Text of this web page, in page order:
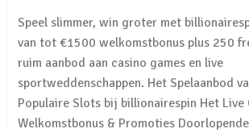
Speel slimmer, win groter met
van tot €1500 welkomstbonus plus 250
ruim aanbod aan casino games en live
sportweddenschappen. Het Spelaanbod
Populaire Slots bij billionairespin Het Live
Welkomstbonus & Promoties